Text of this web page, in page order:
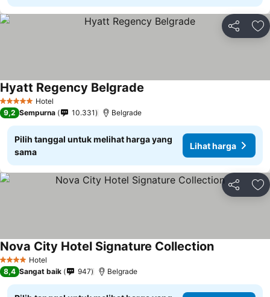
Bagikan
5 Bintang Hotel
Hyatt Regency Belgrade
9,2 Sempurna 10.331 Belgrade
Pilih tanggal untuk melihat harga yang
sama
Lihat harga
Bagikan
4 BintangHotel
Nova City Hotel Signature Collection
8,4 Sangat baik 947 Belgrade